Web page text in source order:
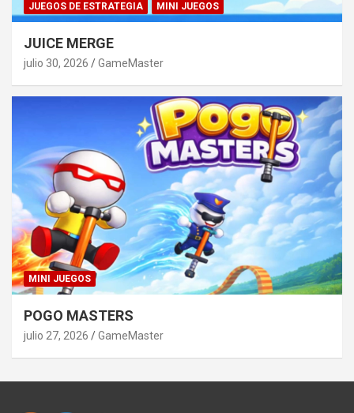
JUEGOS DE ESTRATEGIA MINI JUEGOS
JUICE MERGE
julio 30, 2026 GameMaster
MINI JUEGOS
POGO MASTERS
julio 27, 2026 GameMaster